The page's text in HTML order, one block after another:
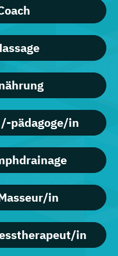
pädagoge/in
in
in